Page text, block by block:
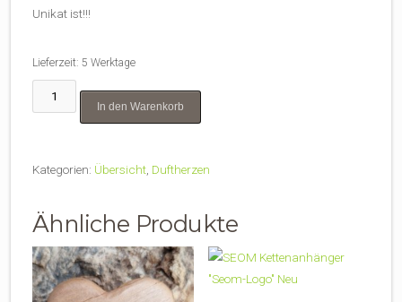
Unikat ist!!!
Lieferzeit: 5 Werktage
Duftherz
fürs
Clip
die
Menge
In den Warenkorb
Kategorien: Übersicht Duftherzen
Ähnliche Produkte